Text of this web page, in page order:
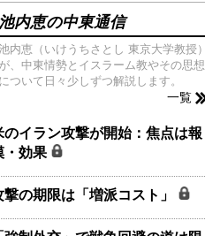
池内恵の中東通信
内恵（いけうちさとし 東京大学教授）
が、中東情勢とイスラーム教やその思想
について日々少しずつ解説します。
一覧
のイラン攻撃が開始：焦点は報
・効果
の期限は「増派コスト」